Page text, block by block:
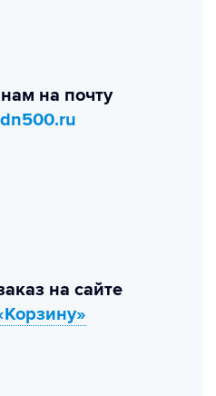
на почту
на сайте